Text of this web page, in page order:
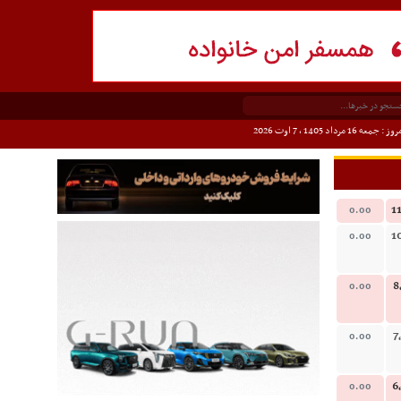
: جمعه 16 مرداد 1405 ، 7 اوت 2026
0.00
0.00
0.00
0.00
0.00